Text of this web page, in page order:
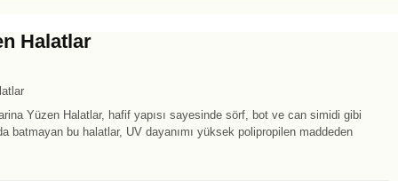
Halatlar
Yüzen Halatlar, hafif yapısı sayesinde sörf, bot ve can simidi gibi
batmayan bu halatlar, UV dayanımı yüksek polipropilen maddeden